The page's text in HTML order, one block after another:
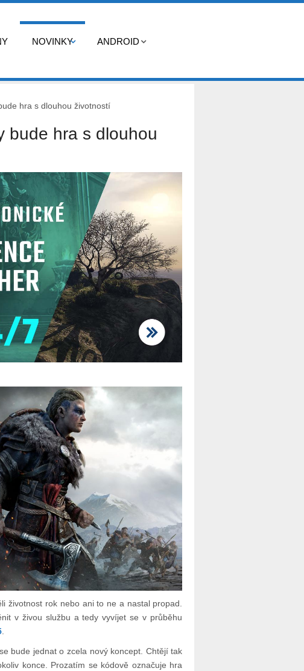
NOVINKY ANDROID
hra s dlouhou životností
bude hra s dlouhou
životnost rok nebo ani to ne a nastal propad.
v živou službu a tedy vyvíjet se v průběhu
.
bude jednat o zcela nový koncept. Chtějí tak
konce. Prozatím se kódově označuje hra